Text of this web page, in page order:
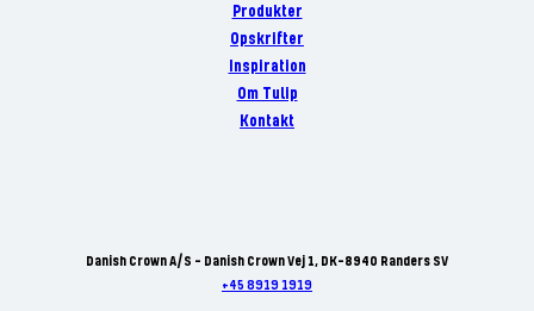
Produkter
Opskrifter
Inspiration
Om Tulip
Kontakt
Danish Crown A/S - Danish Crown Vej 1, DK-8940 Randers SV
+45 8919 1919